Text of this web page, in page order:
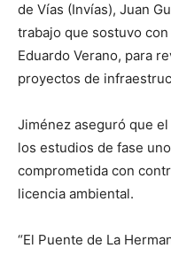
de Vías (Invías), Juan
trabajo que sostuvo
Eduardo Verano, para
proyectos de
Jiménez aseguró que
los estudios de fase
comprometida con
licencia ambiental.
“El Puente de La